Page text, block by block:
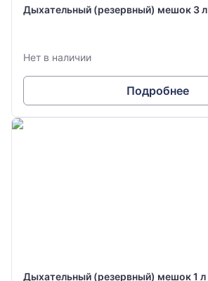
Дыхательный (резервный) мешок 3 л
Нет в наличии
Подробнее
Дыхательный (резервный) мешок 1 л